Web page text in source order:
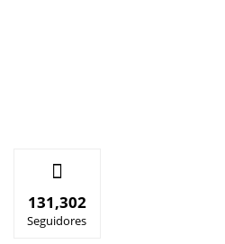
131,302
Seguidores